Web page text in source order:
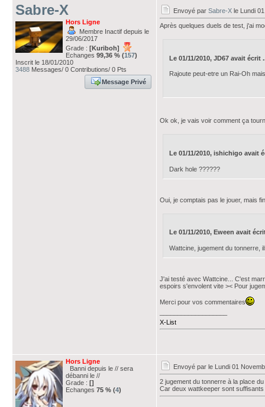
Sabre-X
Hors Ligne
Membre Inactif depuis le
29/06/2017
Grade : [Kuriboh]
Echanges 99,36 % (157)
Inscrit le 18/01/2010
3488 Messages/ 0 Contributions/ 0 Pts
Message Privé
Envoyé par Sabre-X le Lundi
Après quelques duels de test, j'ai
Le 01/11/2010, JD67 avait écrit
Rajoute peut-etre un Rai-Oh
Ok ok, je vais voir comment ça
Le 01/11/2010, ishichigo avait
Dark hole ??????
Oui, je comptais pas le jouer, mais
Le 01/11/2010, Eween avait
Wattcine, jugement du tonnerre,
J'ai testé avec Wattcine... C'est
espoirs s'envolent vite >< Pour
Merci pour vos commentaires
X-List
Hors Ligne
Banni depuis le // sera
débanni le //
Grade : []
Echanges 75 % (4)
Envoyé par le Lundi 01
2 jugement du tonnerre à la place
Car deux wattkeeper sont